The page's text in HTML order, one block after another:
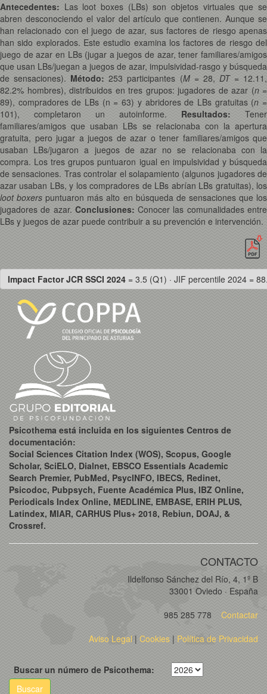
Antecedentes: Las loot boxes (LBs) son objetos virtuales que se
abren desconociendo el valor del artículo que contienen. Aunque se
han relacionado con el juego de azar, sus factores de riesgo apenas
han sido explorados. Este estudio examina los factores de riesgo del
juego de azar en LBs (jugar a juegos de azar, tener familiares/amigos
que usan LBs/juegan a juegos de azar, impulsividad-rasgo y búsqueda
de sensaciones).Método:253 participantes (M = 28, DT = 12.11,
82.2% hombres), distribuidos en tres grupos: jugadores de azar (n =
89), compradores de LBs (n = 63) y abridores de LBs gratuitas (n =
101), completaron un autoinforme. Resultados: Tener
familiares/amigos que usaban LBs se relacionaba con la apertura
gratuita, pero jugar a juegos de azar o tener familiares/amigos que
usaban LBs/jugaron a juegos de azar no se relacionaba con la
compra. Los tres grupos puntuaron igual en impulsividad y búsqueda
de sensaciones. Tras controlar el solapamiento (algunos jugadores de
azar usaban LBs, y los compradores de LBs abrían LBs gratuitas), los
lootboxerspuntuaron más alto en búsqueda de sensaciones que los
jugadores de azar. Conclusiones:Conocer las comunalidades entre
LBs y juegos de azar puede contribuir a su prevención e intervención.
Impact Factor JCR SSCI 2024 = 3.5 (Q1) · JIF percentile 2024 =
Psicothema está incluida en los siguientes Centros de
documentación:
Social Sciences Citation Index (WOS), Scopus, Google
Scholar, SciELO, Dialnet, EBSCO Essentials Academic
Search Premier, PubMed, PsycINFO, IBECS, Redinet,
Psicodoc, Pubpsych, Fuente Académica Plus, IBZ Online,
Periodicals Index Online, MEDLINE, EMBASE, ERIH PLUS,
Latindex, MIAR, CARHUS Plus+ 2018, Rebiun, DOAJ, &
Crossref.
CONTACTO
Ildelfonso Sánchez del Río, 4, 1º B
33001 Oviedo · España
985 285 778
Contactar
Aviso Legal| Cookies | Política de Privacidad
Buscar un número de Psicothema:
Buscar